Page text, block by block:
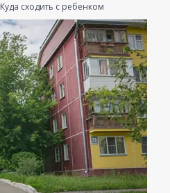
Куда сходить с ребенком